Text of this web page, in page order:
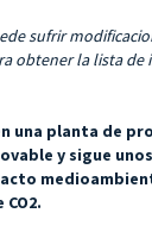
sufrir
obtener la lista de
una planta de
y sigue